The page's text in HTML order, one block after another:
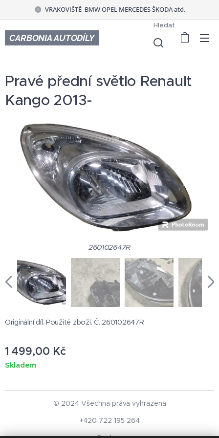
VRAKOVIŠTĚ BMW OPEL MERCEDES ŠKODA atd.
CARBONIA AUTODÍLY
Hledat
Pravé přední světlo Renault
Kango 2013-
260102647R
Originální díl. Použité zboží. Č. 260102647R
1 499,00 Kč
Skladem
© 2024 Všechna práva vyhrazena
+420 722 195 264